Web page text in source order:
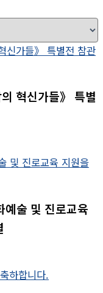
혁신가들》 특별
술 및 진로교육